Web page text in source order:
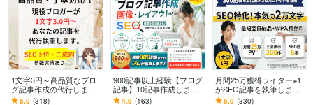
1文字3円～高品質なブロ
グ記事作成の代行します
現役ブロガーがあなたの
5.0 (318)
900記事以上経験【ブログ
記事】10記事作成します
7000文字・ワードプレス
4.9 (163)
月間25万獲得ライター※1
がSEO記事を執筆します
1文字1円の低価格！WP入
5.0 (330)